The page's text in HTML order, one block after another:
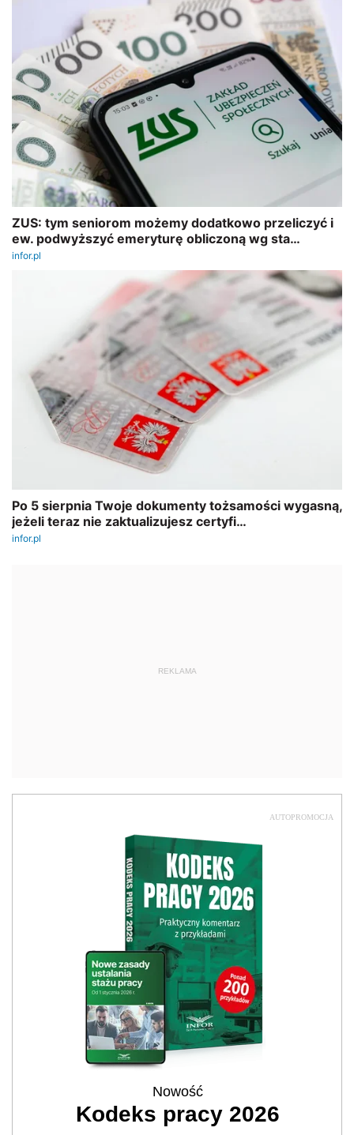
REKLAMA
AUTOPROMOCJA
Nowość
Kodeks pracy 2026